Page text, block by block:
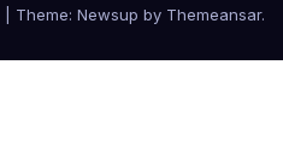
Theme: Newsup by Themeansar.